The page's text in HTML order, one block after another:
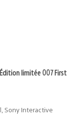
limitée 007 First
Sony Interactive